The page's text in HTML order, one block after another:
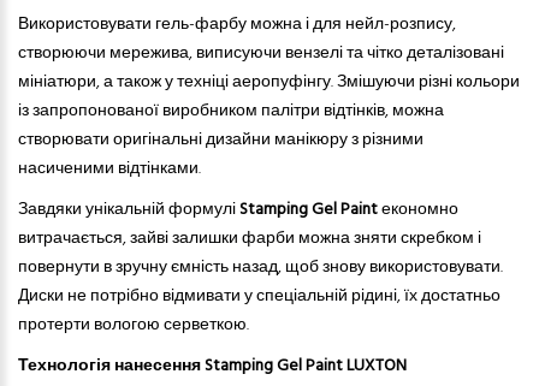
Використовувати гель-фарбу можна і для нейл-розпису,
створюючи мережива, виписуючи вензелі та чітко деталізовані
мініатюри, а також у техніці аеропуфінгу. Змішуючи різні кольори
із запропонованої виробником палітри відтінків, можна
створювати оригінальні дизайни манікюру з різними
насиченими відтінками.
Завдяки унікальній формуліStamping Gel Paintекономно
витрачається, зайві залишки фарби можна зняти скребком і
повернути в зручну ємність назад, щоб знову використовувати.
Диски не потрібно відмивати у спеціальній рідині, їх достатньо
протерти вологою серветкою.
Технологія нанесення Stamping Gel Paint LUXTON